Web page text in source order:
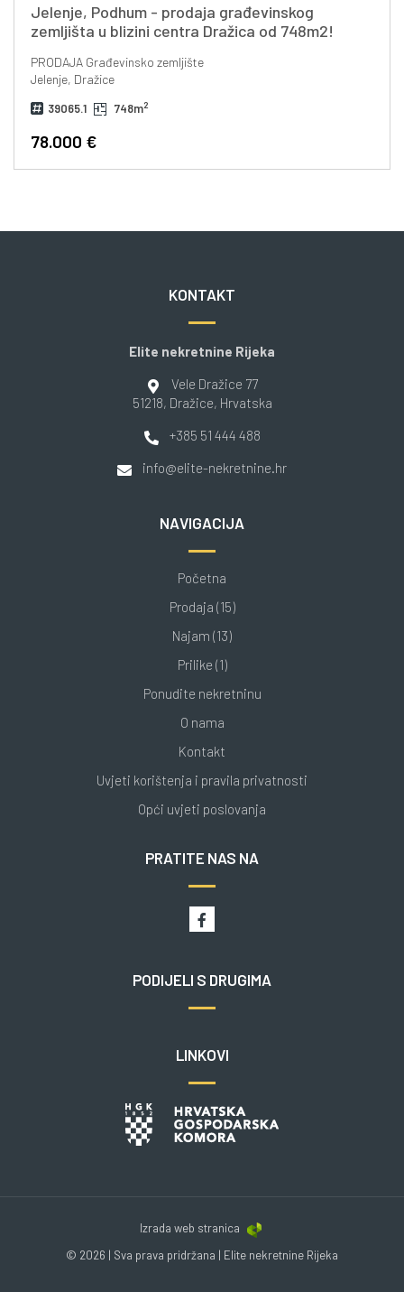
Jelenje, Podhum - prodaja građevinskog
zemljišta u blizini centra Dražica od 748m2!
PRODAJAGrađevinsko zemljište
Jelenje, Dražice
39065.1 748m2
78.000 €
KONTAKT
Elite nekretnine Rijeka
Vele Dražice 77
51218, Dražice, Hrvatska
+385 51 444 488
info@elite-nekretnine.hr
NAVIGACIJA
Početna
Prodaja (15)
Najam (13)
Prilike (1)
Ponudite nekretninu
O nama
Kontakt
Uvjeti korištenja i pravila privatnosti
Opći uvjeti poslovanja
PRATITE NAS NA
PODIJELI S DRUGIMA
LINKOVI
Izrada web stranica
© 2026 | Sva prava pridržana | Elite nekretnine Rijeka